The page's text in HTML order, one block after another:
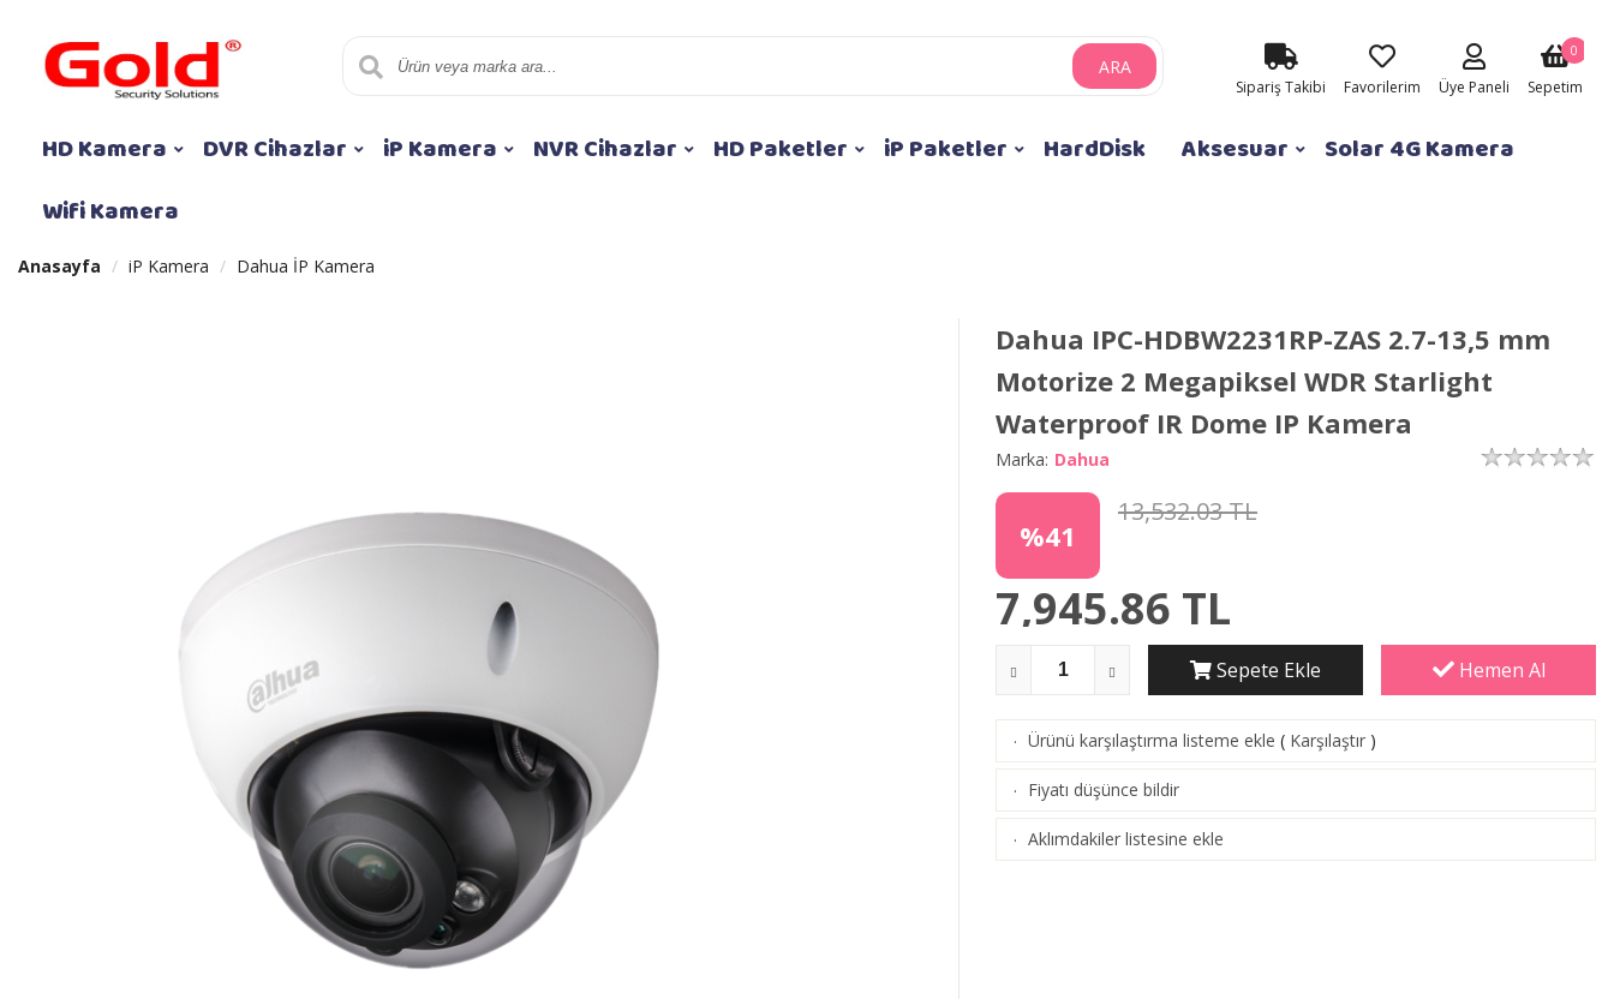
ARA
Sipariş Takibi Favorilerim Üye Paneli Sepetim
0
HD Kamera DVR Cihazlar iP Kamera NVR Cihazlar HD Paketler iP Paketler HardDisk Aksesuar
Solar 4G Kamera
Wifi Kamera
Anasayfa iP Kamera Dahua İP Kamera
Dahua IPC-HDBW2231RP-ZAS 2.7-13,5 mm
Motorize 2 Megapiksel WDR Starlight
Waterproof IR Dome IP Kamera
Marka: Dahua
%41
13,532.03 TL
7,945.86 TL
Sepete Ekle Hemen Al
· Ürünü karşılaştırma listeme ekle ( Karşılaştır )
· Fiyatı düşünce bildir
· Aklımdakiler listesine ekle